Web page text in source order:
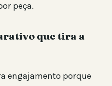
peça.
que tira a
engajamento porque